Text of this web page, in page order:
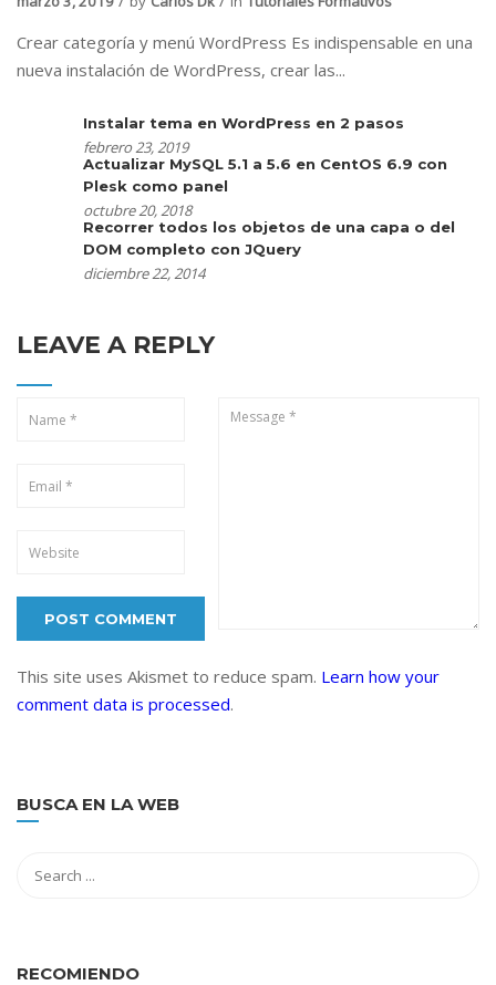
Crear categoría y menú WordPress Es indispensable en una
nueva instalación de WordPress, crear las...
Instalar tema en WordPress en 2 pasos
febrero 23, 2019
Actualizar MySQL 5.1 a 5.6 en CentOS 6.9 con
Plesk como panel
octubre 20, 2018
Recorrer todos los objetos de una capa o del
DOM completo con JQuery
diciembre 22, 2014
LEAVE A REPLY
This site uses Akismet to reduce spam. Learn how your
comment data is processed.
BUSCA EN LA WEB
RECOMIENDO